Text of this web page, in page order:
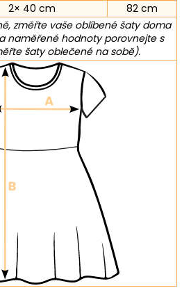
2× 40 cm
82 cm
změřte vaše oblíbené šaty doma
naměřené hodnoty porovnejte s
šaty oblečené na sobě).